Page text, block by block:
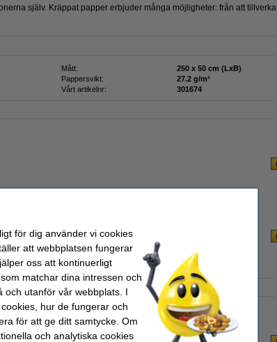
själv. Kräppat papper erbjuder många möjligheter: från att tillverka
Mått:
250 x 50 cm (LxB)
Pappersvikt:
27.2 g/m²
Vårt artikelnr: 301674
för dig använder vi cookies
att webbplatsen fungerar
oss att kontinuerligt
matchar dina intressen och
och utanför vår webbplats. I
hur de fungerar och
för att ge ditt samtycke. Om
och analytiska cookies